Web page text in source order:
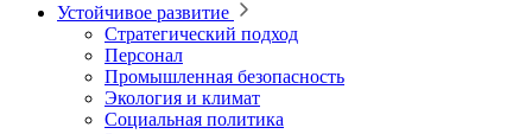
Устойчивое развитие
Стратегический подход
Персонал
Промышленная безопасность
Экология и климат
Социальная политика